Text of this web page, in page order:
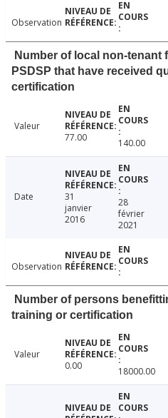
Observation
Number of local non-tenant
PSDSP that have received
certification
Valeur
77.00
140.00
Date
31
janvier
2016
28
février
2021
Observation
Number of persons
training or certification
Valeur
0.00
18000.00